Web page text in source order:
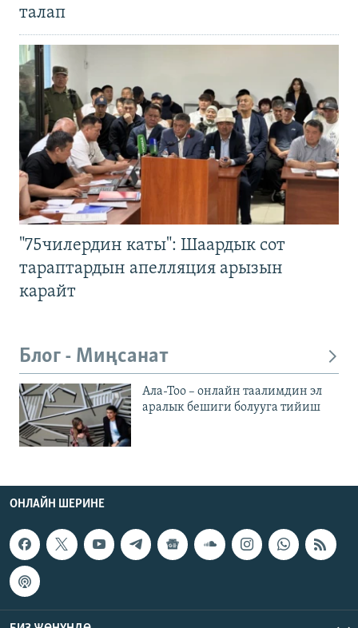
талап
"75чилердин каты": Шаардык сот
тараптардын апелляция арызын
карайт
Блог - Миңсанат
Ала-Тоо – онлайн таалимдин эл
аралык бешиги болууга тийиш
ОНЛАЙН ШЕРИНЕ